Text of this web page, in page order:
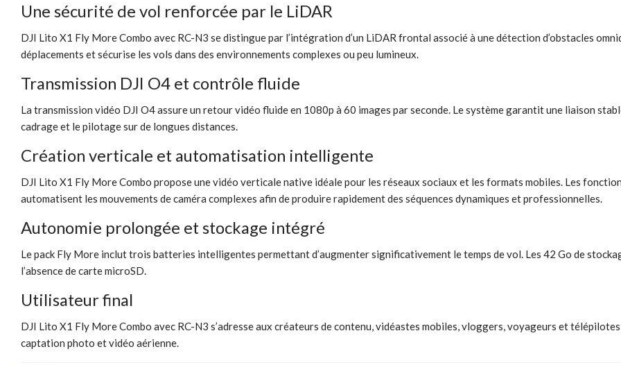
Une sécurité de vol renforcée par le LiDAR
DJI Lito X1 Fly More Combo avec RC-N3 se distingue par l’intégration d’un LiDAR frontal associé à une détection d’obstacles
déplacements et sécurise les vols dans des environnements complexes ou peu lumineux.
Transmission DJI O4 et contrôle fluide
La transmission vidéo DJI O4 assure un retour vidéo fluide en 1080p à 60 images par seconde. Le système garantit une liaison
cadrage et le pilotage sur de longues distances.
Création verticale et automatisation intelligente
DJI Lito X1 Fly More Combo propose une vidéo verticale native idéale pour les réseaux sociaux et les formats mobiles. Les
automatisent les mouvements de caméra complexes afin de produire rapidement des séquences dynamiques et professionnelles.
Autonomie prolongée et stockage intégré
Le pack Fly More inclut trois batteries intelligentes permettant d’augmenter significativement le temps de vol. Les 42 Go de
l’absence de carte microSD.
Utilisateur final
DJI Lito X1 Fly More Combo avec RC-N3 s’adresse aux créateurs de contenu, vidéastes mobiles, vloggers, voyageurs et
captation photo et vidéo aérienne.